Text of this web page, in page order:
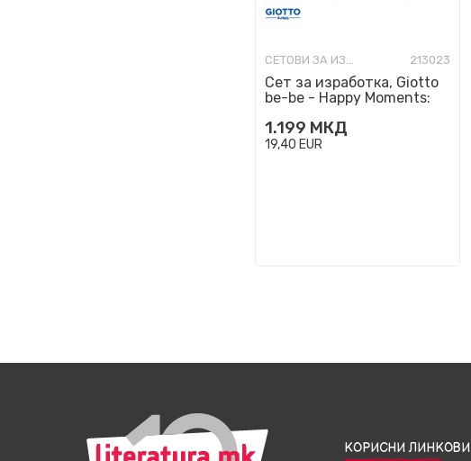
СЕТОВИ ЗА ИЗРАБОТКА 213023
Сет за изработка, Giotto
be-be - Happy Moments:
1.199 МКД
19,40 EUR
КОРИСНИ ЛИНКОВИ